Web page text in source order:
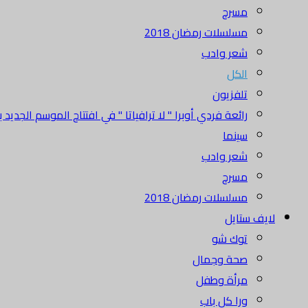
مسرح
مسلسلات رمضان 2018
شعر وادب
الكل
تلفزيون
رائعة فردي أوبرا " لا ترافياتا " في افتتاح الموسم الجديد
سينما
شعر وادب
مسرح
مسلسلات رمضان 2018
لايف ستايل
توك شو
صحة وجمال
مرأة وطفل
ورا كل باب